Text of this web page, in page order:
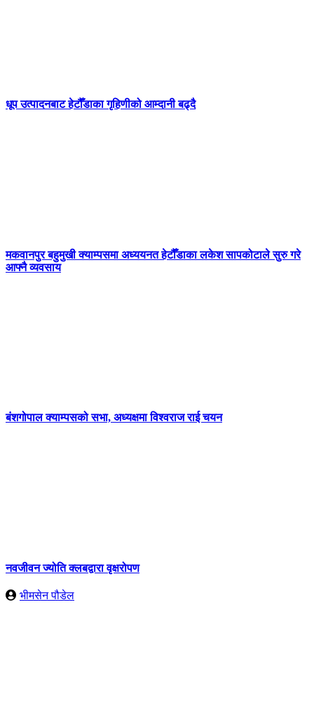
धूप उत्पादनबाट हेटौँडाका गृहिणीको आम्दानी बढ्दै
मकवानपुर बहुमुखी क्याम्पसमा अध्ययनत हेटौँडाका लकेश सापकोटाले सुरु गरे
आफ्नै व्यवसाय
बंशगोपाल क्याम्पसको सभा, अध्यक्षमा विश्वराज राई चयन
नवजीवन ज्योति क्लबद्वारा वृक्षरोपण
भीमसेन पौडेल